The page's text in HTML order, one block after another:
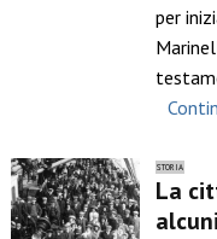
per
STORIA
La